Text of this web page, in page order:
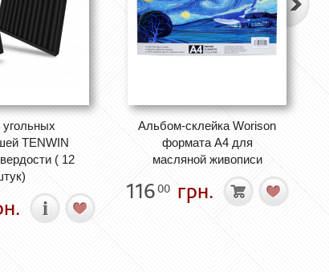
TENWIN
( 12
Альбом-склейка Worison
формата А4 для
масляной живописи
11600 грн.